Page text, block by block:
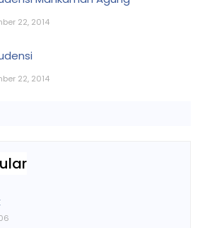
22, 2014
22, 2014